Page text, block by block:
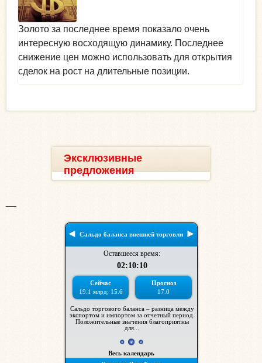
Золото за последнее время показало очень
интересную восходящую динамику. Последнее
снижение цен можно использовать для открытия
сделок на рост на длительные позиции.
Эксклюзивные
предложения